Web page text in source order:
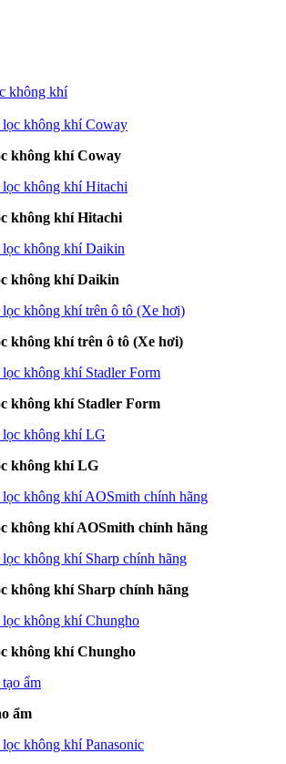
không khí
không khí Coway
không khí Hitachi
không khí Daikin
không khí trên ô tô (Xe hơi)
không khí Stadler Form
không khí LG
không khí AOSmith chính hãng
không khí Sharp chính hãng
không khí Chungho
ẩm